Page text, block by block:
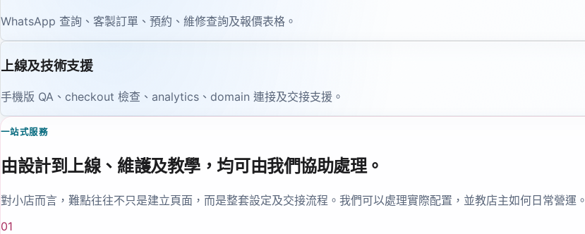
WhatsApp 查詢、客製訂單、預約、維修查詢及報價表格。
上線及技術支援
手機版 QA、checkout 檢查、analytics、domain 連接及交接支援。
一站式服務
由設計到上線、維護及教學，均可由我們協助處理。
對小店而言，難點往往不只是建立頁面，而是整套設定及交接流程。我們可以處理實際配置，並教店主如何日常營運。
01